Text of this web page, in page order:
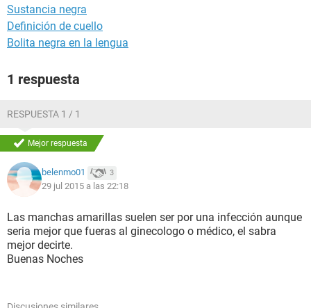
Sustancia negra
Definición de cuello
Bolita negra en la lengua
1 respuesta
RESPUESTA 1 / 1
Mejor respuesta
belenmo01 3
29 jul 2015 a las 22:18
Las manchas amarillas suelen ser por una infección aunque
seria mejor que fueras al ginecologo o médico, el sabra
mejor decirte.
Buenas Noches